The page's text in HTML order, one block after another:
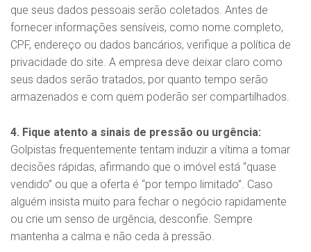
que seus dados pessoais serão coletados. Antes de
fornecer informações sensíveis, como nome completo,
CPF, endereço ou dados bancários, verifique a política de
privacidade do site. A empresa deve deixar claro como
seus dados serão tratados, por quanto tempo serão
armazenados e com quem poderão ser compartilhados.
4. Fique atento a sinais de pressão ou urgência:
Golpistas frequentemente tentam induzir a vítima a tomar
decisões rápidas, afirmando que o imóvel está “quase
vendido” ou que a oferta é “por tempo limitado”. Caso
alguém insista muito para fechar o negócio rapidamente
ou crie um senso de urgência, desconfie. Sempre
mantenha a calma e não ceda à pressão.